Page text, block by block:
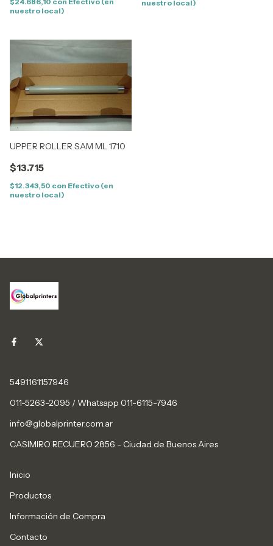
nuestro local)
nuestro local)
UPPER ROLLER SAM ML 1710
$13.715
$12.343,50 con Efectivo (en
nuestro local)
5491161157946
011-5263-2095 / Whatsapp 011-6115-7946
info@globalprinter.com.ar
CASIMIRO RECUERO 2856 - Ciudad de Buenos Aires
Inicio
Productos
Información de Compra
Contacto